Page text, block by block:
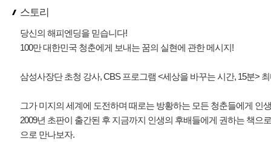
스토리
당신의 해피엔딩을 믿습니다!
100만 대한민국 청춘에게 보내는 꿈의 실현에 관한 메시지!
삼성사장단 초청 강사, CBS 프로그램 <세상을 바꾸는 시간, 15분>
그가 미지의 세계에 도전하며 때로는 방황하는 모든 청춘들에게 인
2009년 초판이 출간된 후 지금까지 인생의 후배들에게 권하는 책
으로 만나보자.